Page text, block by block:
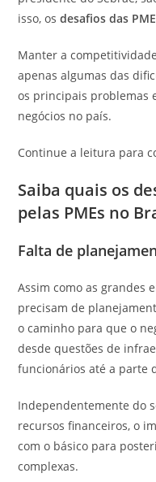
isso, osdesafios das
Manter a
apenas algumas das
os principais problemas
negócios no país.
Continue a leitura para
Saiba quais os
pelas PMEs no
Falta de
Assim como as grandes
precisam de
o caminho para que o
desde questões de
funcionários até a parte
Independentemente do
recursos financeiros, o
com o básico para
complexas.